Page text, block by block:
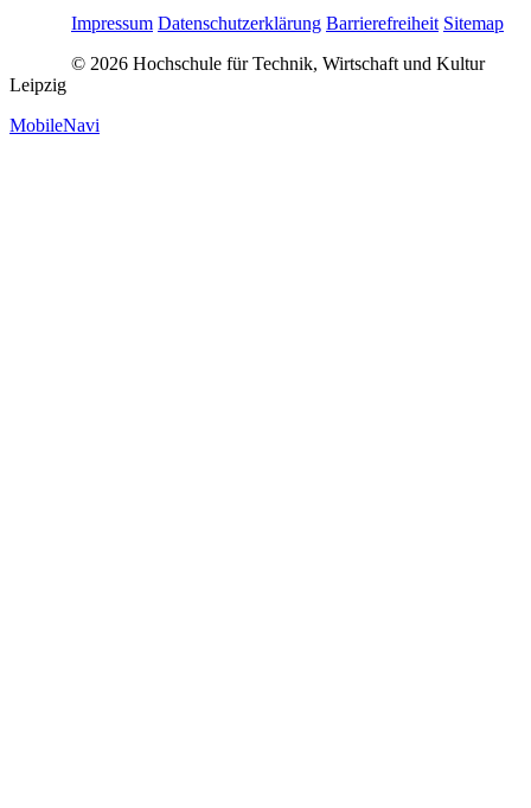
Impressum Datenschutzerklärung Barrierefreiheit Sitemap
© 2026 Hochschule für Technik, Wirtschaft und Kultur
Leipzig
MobileNavi